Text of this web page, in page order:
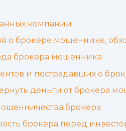
компании
о брокере мошеннике,
брокера мошенника
и пострадавших о
деньги от брокера
брокера
брокера перед